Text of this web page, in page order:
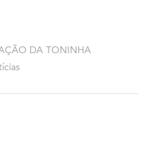
DA TONINHA